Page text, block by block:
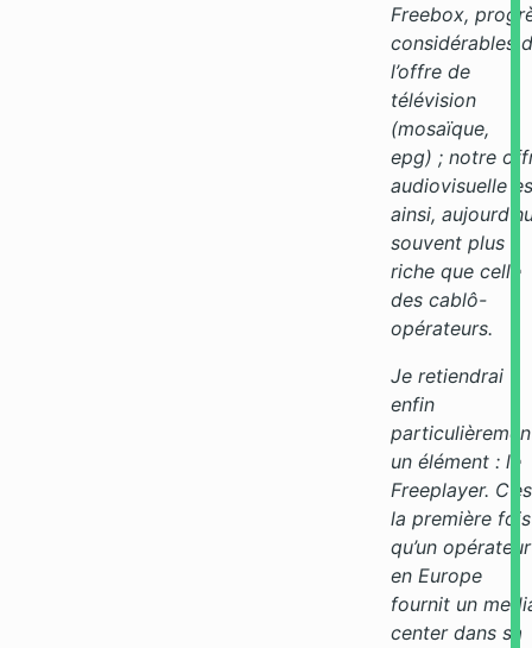
Freebox,
considérables
l’offre de
télévision
(mosaïque,
epg) ; notre
audiovisuelle
ainsi,
souvent plus
riche que celle
des cablô-
opérateurs.
Je retiendrai
enfin
un élément : le
Freeplayer.
la première fois
qu’un opérateur
en Europe
fournit un
center dans sa